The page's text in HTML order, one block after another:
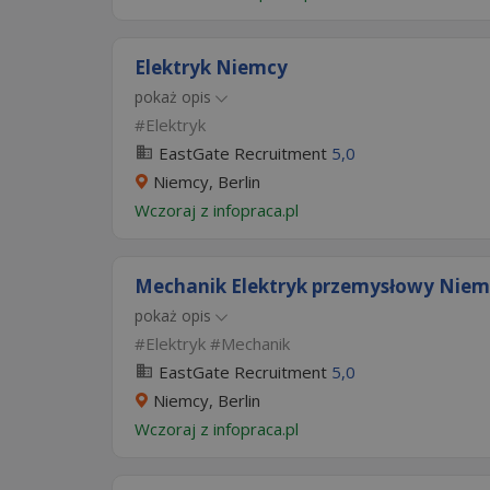
Elektryk Niemcy
pokaż opis
Elektryk
EastGate Recruitment 5,0
Niemcy, Berlin
Wczoraj z infopraca.pl
Mechanik Elektryk przemysłowy
pokaż opis
Elektryk
Mechanik
EastGate Recruitment 5,0
Niemcy, Berlin
Wczoraj z infopraca.pl